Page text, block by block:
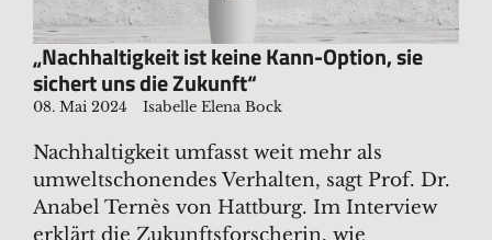
„Nachhaltigkeit ist keine Kann-Option, sie
sichert uns die Zukunft“
08. Mai 2024 Isabelle Elena Bock
Nachhaltigkeit umfasst weit mehr als
umweltschonendes Verhalten, sagt Prof. Dr.
Anabel Ternès von Hattburg. Im Interview
erklärt die Zukunftsforscherin, wie